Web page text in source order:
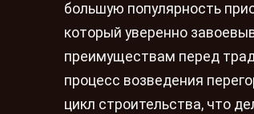
большую популярность
который уверенно
преимуществам перед
процесс возведения
цикл строительства, что